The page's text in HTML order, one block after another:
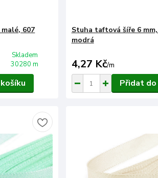
607
Skladem
30280 m
Stuha taftová šíře 6
modrá
4,27 Kč/m
Přidat do